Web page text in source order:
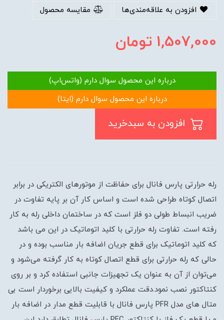
افزودن به علاقه‌مندی‌ها مقایسه محصول
1,507,000تومان
درباره این محصول سوال دارم (واتس‌اپ)
درباره این محصول سوال دارم (ایتا)
رله حرارتی پارس فانال برای حفاظت از موتورهای الکتریکی در برابر
اتصال کوتاه طراحی شده است و اساس کار آن بر پایه تفاوت در
ضریب انبساط طولی دو فلز است که در ساختمان داخلی رله به کار
رفته است. تفاوت رله حرارتی با کلید اتوماتیک در این می باشد
که کلید اتوماتیک برای قطع جریان اضافه بار مناسب بوده و در
حالی که رله حرارتی برای قطع اتصال کوتاه به کار گرفته می‌شود و
می‌توان از آن به عنوان یک تجهیزات جانبی استفاده کرد و بر روی
کنتاکتور نصب نمود.دقت عملکرد و کیفیت بالایی برخوردار است بی
متال های مدل PFR پارس فانال با قابلیت قطع مدار در اضافه بار